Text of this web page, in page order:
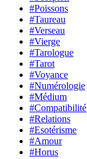
#Poissons
#Taureau
#Verseau
#Vierge
#Tarologue
#Tarot
#Voyance
#Numérologie
#Médium
#Compatibilité
#Relations
#Esotérisme
#Amour
#Horus